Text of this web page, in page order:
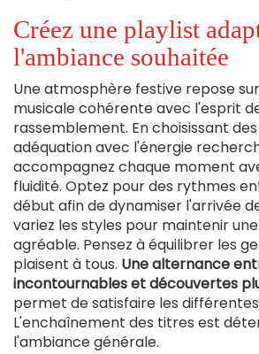
Créez une playlist
l'ambiance souhaitée
Une atmosphère festive repose
musicale cohérente avec l'esprit
rassemblement. En choisissant
adéquation avec l'énergie
accompagnez chaque moment
fluidité. Optez pour des rythmes
début afin de dynamiser l'arrivée
variez les styles pour maintenir
agréable. Pensez à équilibrer les
plaisent à tous. Une alternance
incontournables et découvertes
permet de satisfaire les
L'enchaînement des titres est
l'ambiance générale.